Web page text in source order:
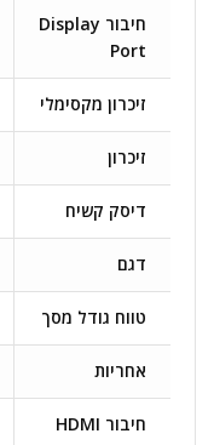
חיבור Display
Port
זיכרון מקסימלי
זיכרון
דיסק קשיח
דגם
טווח גודל מסך
אחריות
חיבור HDMI